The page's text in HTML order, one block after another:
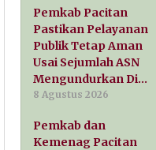
Pemkab Pacitan
Pastikan Pelayanan
Publik Tetap Aman
Usai Sejumlah ASN
Mengundurkan Di…
8 Agustus 2026
Pemkab dan
Kemenag Pacitan